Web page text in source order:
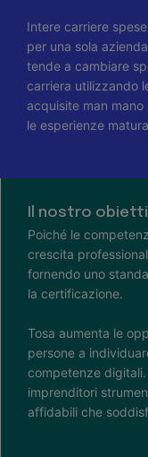
Intere carriere
per una sola
tende a cambiare
carriera utilizzando
acquisite man
le esperienze
Il nostro
Poiché le
crescita
fornendo uno
la certificazione.
Tosa aumenta le
persone a
competenze
imprenditori
affidabili che